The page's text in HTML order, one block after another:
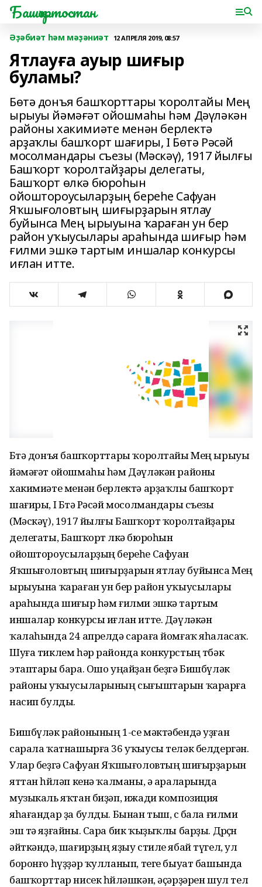
Башҡортостан
Әҙәбиәт һәм мәҙәниәт 12 АПРЕЛЯ 2019, 08:57
Ятлауға ауыр шиғыр
буламы?
Бөтә донъя башҡорттары ҡоролтайы Мең
ырыуы йәмәғәт ойошмаһы һәм Дәүләкән
районы хакимиәте менән берлектә
арҙаҡлы башҡорт шағиры, I Бөтә Рәсәй
мосолмандары съезы (Мәскәү), 1917 йылғы
Башҡорт ҡоролтайҙары делегаты,
Башҡорт өлкә бюроһын
ойоштороусыларҙың береһе Сафуан
Яҡшығоловтың шиғырҙарын ятлау
буйынса Мең ырыуына ҡараған ун бер
район уҡыусылары араһында шиғыр һәм
ғилми эшкә тартым иншалар конкурсы
иғлан итте.
Бөтә донъя башҡорттары ҡоролтайы Мең ырыуы
йәмәғәт ойошмаһы һәм Дәүләкән районы
хакимиәте менән берлектә арҙаҡлы башҡорт
шағиры, I Бөтә Рәсәй мосолмандары съезы
(Мәскәү), 1917 йылғы Башҡорт ҡоролтайҙары
делегаты, Башҡорт өлкә бюроһын
ойоштороусыларҙың береһе Сафуан
Яҡшығоловтың шиғырҙарын ятлау буйынса Мең
ырыуына ҡараған ун бер район уҡыусылары
араһында шиғыр һәм ғилми эшкә тартым
иншалар конкурсы иғлан итте. Дәүләкән
ҡалаһында 24 апрелдә сараға йомғаҡ яһаласаҡ.
Шуға тиклем һәр районда конкурстың төбәк
этаптары бара. Ошо уңайҙан беҙгә Бишбүләк
районы уҡыусыларының сығыштарын ҡарарға
насип булды.
Бишбүләк районының 1-се мәк­тәбендә уҙған
сарала ҡатна­шырға 36 уҡыусы теләк бел­дер­гән.
Улар беҙгә Сафуан Яҡшы­ғо­ловтың шиғырҙарын
яттан һөй­ләп кенә ҡалманы, ә араларында
музыкаль яҡтан биҙәп, ижади ком­позиция
яһағандар ҙа булды. Бынан тыш, өс бала ғилми
эш тә яҙғайны. Сара бик ҡыҙыҡлы бар­ҙы. Дөрөҫөн
әйткәндә, шағирҙың яҙыу стиле ябай түгел, ул
боронғо һүҙҙәр ҡулланып, теге быуат башында
башҡорттар нисек һөйләшкән, әҫәрҙәрен шул тел